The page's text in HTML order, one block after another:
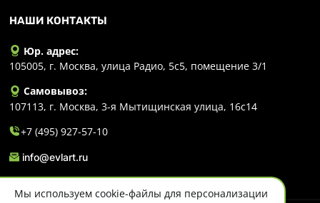
НАШИ КОНТАКТЫ
Юр. адрес:
105005, г. Москва, улица Радио, 5с5, помещение 3/1
Самовывоз:
107113, г. Москва, 3-я Мытищинская улица, 16с14
+7 (495) 927-57-10
info@evlart.ru
Мы используем cookie-файлы для персонализации